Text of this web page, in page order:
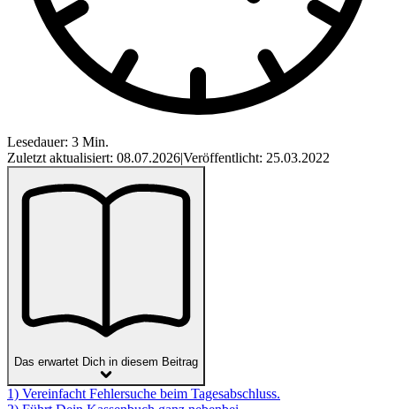
Lesedauer: 3 Min.
Zuletzt aktualisiert: 08.07.2026|Veröffentlicht: 25.03.2022
Das erwartet Dich in diesem Beitrag
1) Vereinfacht Fehlersuche beim Tagesabschluss.